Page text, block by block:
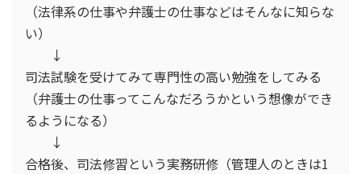
（法律系の仕事や弁護士の仕事などはそんなに知らな
い）
↓
司法試験を受けてみて専門性の高い勉強をしてみる
（弁護士の仕事ってこんなだろうかという想像ができ
るようになる）
↓
合格後、司法修習という実務研修（管理人のときは1